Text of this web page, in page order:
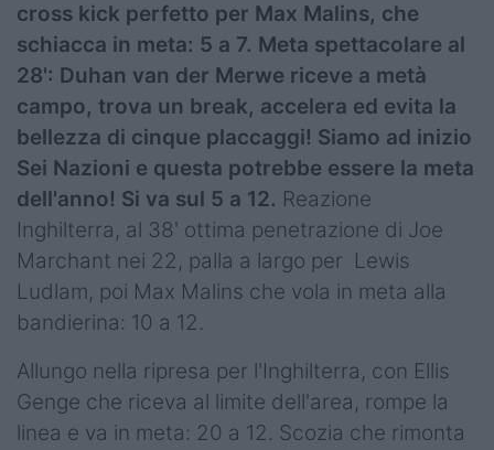
cross kick perfetto per Max Malins, che
schiacca in meta: 5 a 7. Meta spettacolare al
28': Duhan van der Merwe riceve a metà
campo, trova un break, accelera ed evita la
bellezza di cinque placcaggi! Siamo ad inizio
Sei Nazioni e questa potrebbe essere la meta
dell'anno! Si va sul 5 a 12. Reazione
Inghilterra, al 38' ottima penetrazione di Joe
Marchant nei 22, palla a largo per Lewis
Ludlam, poi Max Malins che vola in meta alla
bandierina: 10 a 12.
Allungo nella ripresa per l'Inghilterra, con Ellis
Genge che riceva al limite dell'area, rompe la
linea e va in meta: 20 a 12. Scozia che rimonta